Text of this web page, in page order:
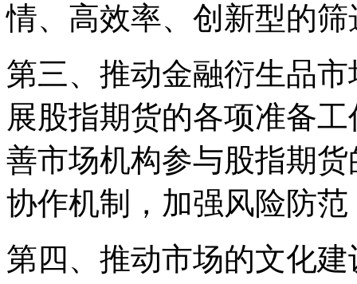
情、高效率、创新型的
第三、推动金融衍生品
展股指期货的各项准备
善市场机构参与股指期
协作机制，加强风险防
第四、推动市场的文化